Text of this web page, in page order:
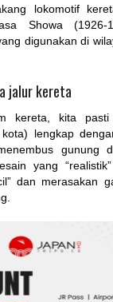
lokomotif
Showa (1926-
digunakan di
jalur kereta
kereta, kita
lengkap
gunung
yang
dan merasakan